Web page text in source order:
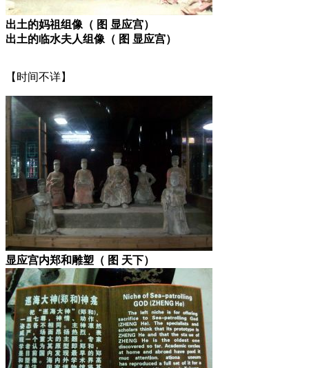
出土的妈祖组像（ 图 显应宫）
出土的临水夫人组像（ 图 显应宫）
【时间不详】
显应宫内郑和雕塑（ 图 天下）